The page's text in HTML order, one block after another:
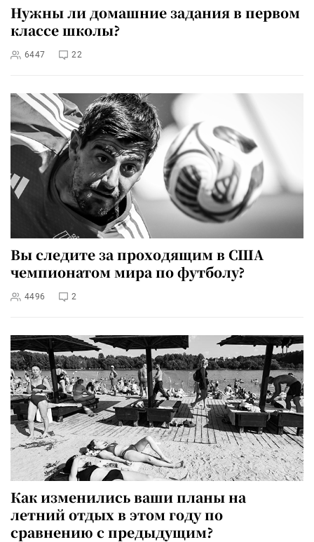
Нужны ли домашние задания в первом
классе школы?
6447 22
Вы следите за проходящим в США
чемпионатом мира по футболу?
4496 2
Как изменились ваши планы на
летний отдых в этом году по
сравнению с предыдущим?